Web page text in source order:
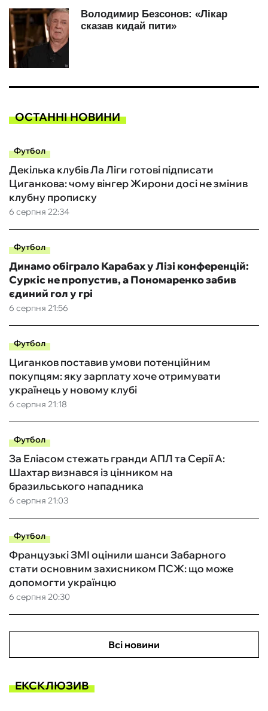
ОСТАННІ НОВИНИ
Футбол
6 серпня 22:34
Декілька клубів Ла Ліги готові підписати
Циганкова: чому вінгер Жирони досі не змінив
клубну прописку
Футбол
6 серпня 21:56
Динамо обіграло Карабах у Лізі конференцій:
Суркіс не пропустив, а Пономаренко забив
єдиний гол у грі
Футбол
6 серпня 21:18
Циганков поставив умови потенційним
покупцям: яку зарплату хоче отримувати
українець у новому клубі
Футбол
6 серпня 21:03
За Еліасом стежать гранди АПЛ та Серії А:
Шахтар визнався із цінником на
бразильського нападника
Футбол
6 серпня 20:30
Французькі ЗМІ оцінили шанси Забарного
стати основним захисником ПСЖ: що може
допомогти українцю
Всі новини
ЕКСКЛЮЗИВ